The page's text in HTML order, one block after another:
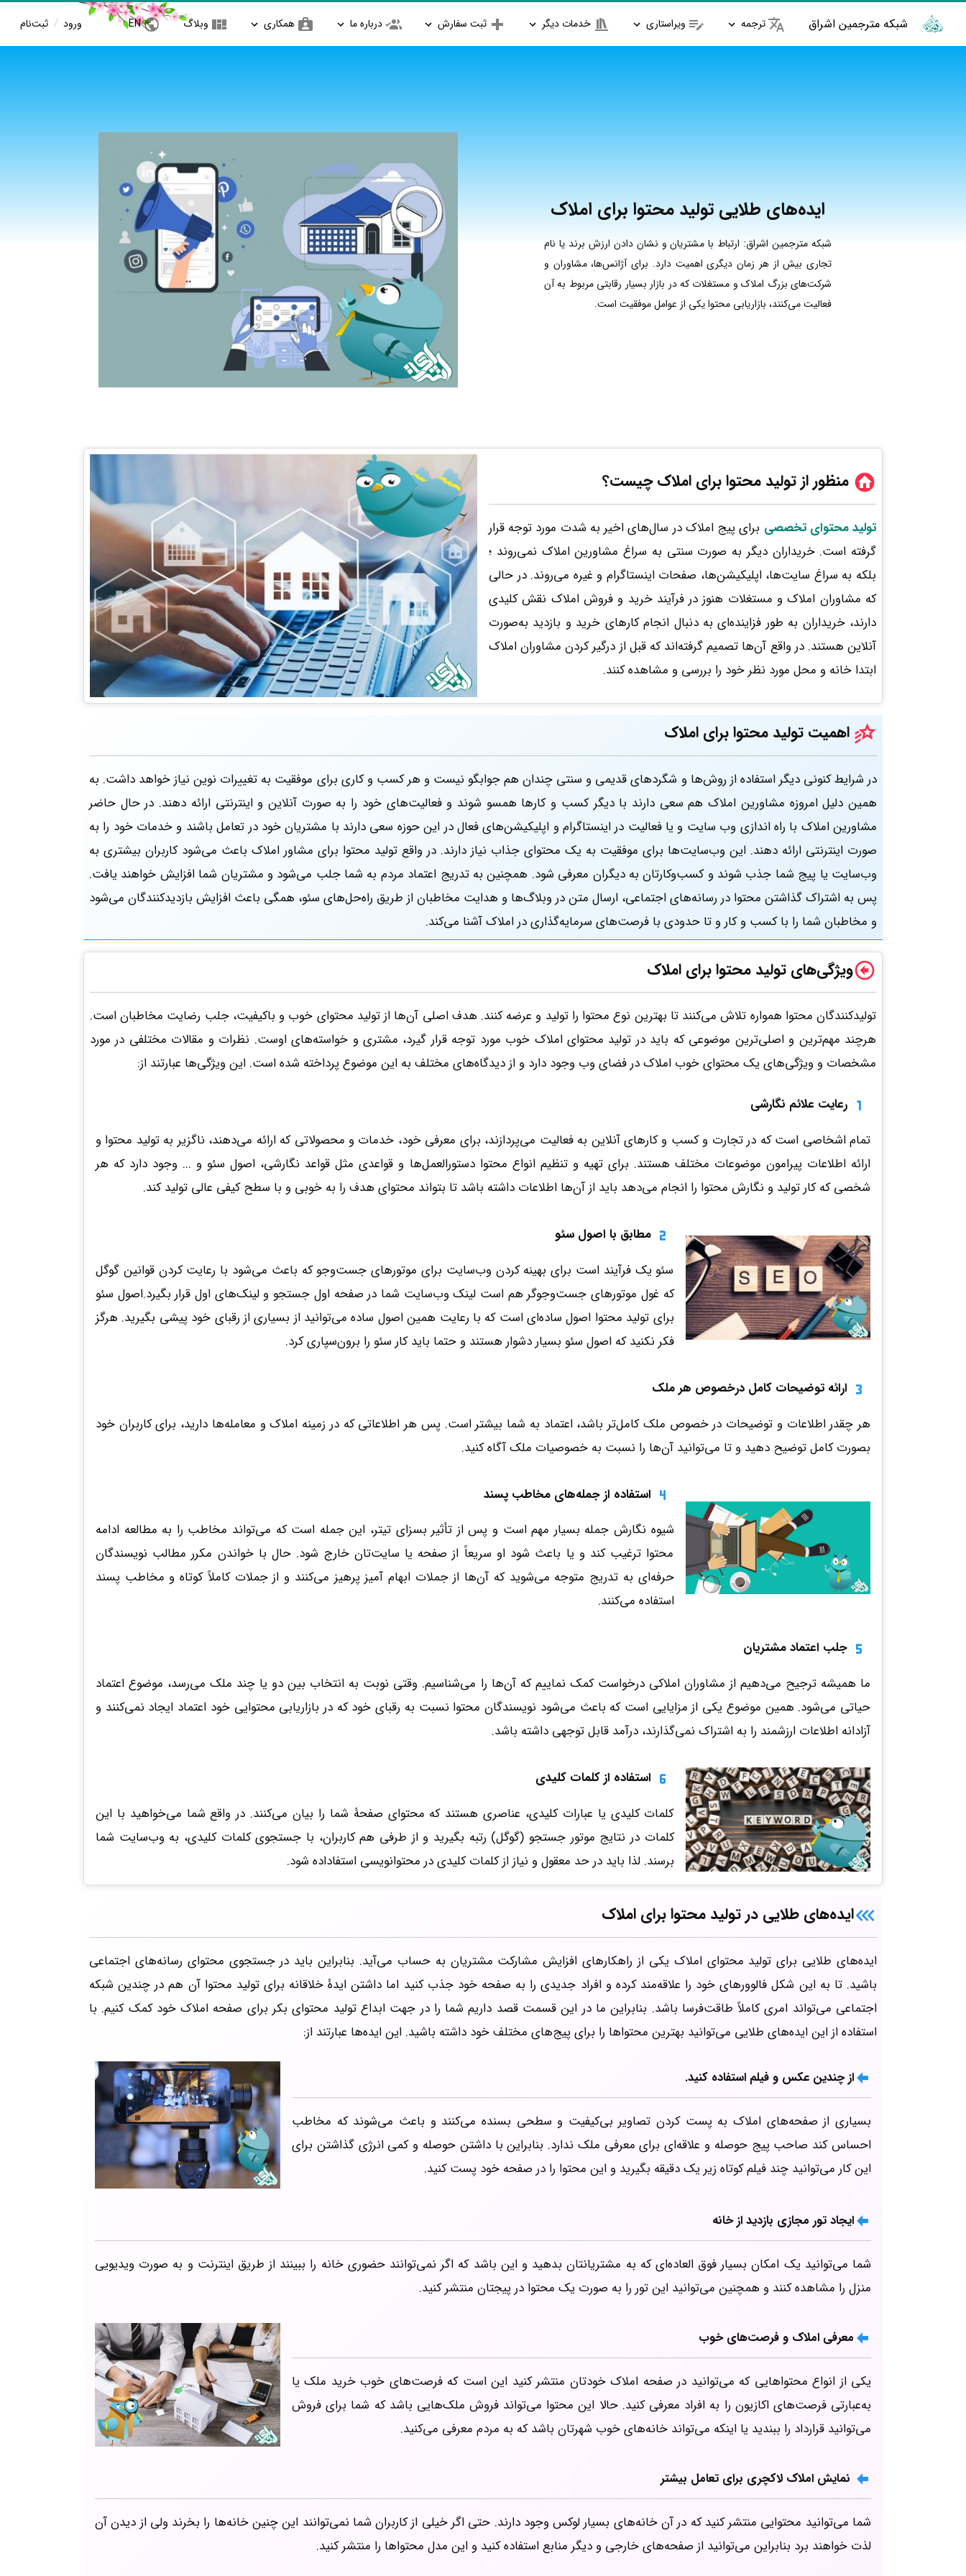
شبکه مترجمین اشراق ترجمه ویراستاری خدمات دیگر ثبت سفارش درباره ما همکاری وبلاگ EN ورود / ثبت‌نام
ایده‌های طلایی تولید محتوا برای املاک
شبکه مترجمین اشراق: ارتباط با مشتریان و نشان دادن ارزش برند یا نام
تجاری بیش از هر زمان دیگری اهمیت دارد. برای آژانس‌ها، مشاوران و
شرکت‌های بزرگ املاک و مستغلات که در بازار بسیار رقابتی مربوط به آن
فعالیت می‌کنند، بازاریابی محتوا یکی از عوامل موفقیت است.
منظور از تولید محتوا برای املاک چیست؟
تولید محتوای تخصصی برای پیج املاک در سال‌های اخیر به‌ شدت مورد توجه قرار
گرفته است. خریداران دیگر به‌ صورت سنتی به سراغ مشاورین املاک نمی‌روند ؛
بلکه به سراغ سایت‌ها، اپلیکیشن‌ها، صفحات اینستاگرام و غیره می‌روند. در حالی
که مشاوران املاک و مستغلات هنوز در فرآیند خرید و فروش املاک نقش کلیدی
دارند، خریداران به طور فزاینده‌ای به دنبال انجام کارهای خرید و بازدید به‌صورت
آنلاین هستند. در واقع آن‌ها تصمیم گرفته‌اند که قبل از درگیر کردن مشاوران املاک
ابتدا خانه و محل مورد نظر خود را بررسی و مشاهده کنند.
اهمیت تولید محتوا برای املاک
در شرایط کنونی دیگر استفاده از روش‌ها و شگردهای قدیمی و سنتی چندان هم جوابگو نیست و هر کسب و کاری برای موفقیت به تغییرات نوین نیاز خواهد داشت. به
همین دلیل امروزه مشاورین املاک هم سعی دارند با دیگر کسب و کارها همسو شوند و فعالیت‌های خود را به صورت آنلاین و اینترنتی ارائه دهند. در حال حاضر
مشاورین املاک با راه اندازی وب سایت و یا فعالیت در اینستاگرام و اپلیکیشن‌های فعال در این حوزه سعی دارند با مشتریان خود در تعامل باشند و خدمات خود را به
صورت اینترنتی ارائه دهند. این وب‌سایت‌ها برای موفقیت به یک محتوای جذاب نیاز دارند. در واقع تولید محتوا برای مشاور املاک باعث می‌شود کاربران بیشتری به
وب‌سایت یا پیج شما جذب شوند و کسب‌وکارتان به دیگران معرفی شود. همچنین به تدریج اعتماد مردم به شما جلب می‌شود و مشتریان شما افزایش خواهند یافت.
پس به اشتراک گذاشتن محتوا در رسانه‌های اجتماعی، ارسال متن در وبلاگ‌ها و هدایت مخاطبان از طریق راه‌حل‌های سئو، همگی باعث افزایش بازدیدکنندگان می‌شود
و مخاطبان شما را با کسب و کار و تا حدودی با فرصت‌های سرمایه‌گذاری در املاک آشنا می‌کند.
ویژگی‌های تولید محتوا برای املاک
تولیدکنندگان محتوا همواره تلاش می‌کنند تا بهترین نوع محتوا را تولید و عرضه کنند. هدف اصلی آن‌ها از تولید محتوای خوب و باکیفیت، جلب رضایت مخاطبان است.
هرچند مهم‌ترین و اصلی‌ترین موضوعی که باید در تولید محتوای املاک خوب مورد توجه قرار گیرد، مشتری‌ و خواسته‌های اوست. نظرات و مقالات مختلفی در مورد
مشخصات و ویژگی‌های یک محتوای خوب املاک در فضای وب وجود دارد و از دیدگاه‌های مختلف به این موضوع پرداخته شده است. این ویژگی‌ها عبارتند از:
رعایت علائم نگارشی
تمام اشخاصی است که در تجارت و کسب و کارهای آنلاین به فعالیت می‌­پردازند، برای معرفی خود، خدمات و محصولاتی که ارائه می­‌دهند، ناگزیر به تولید محتوا و
ارائه اطلاعات پیرامون موضوعات مختلف هستند. برای تهیه و تنظیم انواع محتوا دستورالعمل­‌ها و قواعدی مثل قواعد نگارشی، اصول سئو و ... وجود دارد که هر
شخصی که کار تولید و نگارش محتوا را انجام می‌­دهد باید از آن‌ها اطلاعات داشته باشد تا بتواند محتوای هدف را به خوبی و با سطح کیفی عالی تولید کند.
مطابق با اصول سئو
سئو یک فرآیند است برای بهینه کردن وب‌‌سایت برای موتورهای جست‌‌وجو که باعث می‌‌شود با رعایت کردن قوانین گوگل
که غول موتورهای جست‌‌وجوگر هم است لینک وب‌‌سایت شما در صفحه اول جستجو و لینک‌‌های اول قرار بگیرد.اصول سئو
برای تولید محتوا اصول ساده‌ای است که با رعایت همین اصول ساده می‌توانید از بسیاری از رقبای خود پیشی بگیرید. هرگز
فکر نکنید که اصول سئو بسیار دشوار هستند و حتما باید کار سئو را برون‌سپاری کرد.
ارائه توضیحات کامل درخصوص هر ملک
هر چقدر اطلاعات و توضیحات در خصوص ملک کامل‌تر باشد، اعتماد به شما بیشتر است. پس هر اطلاعاتی که در زمینه املاک و معامله‌ها دارید، برای کاربران خود
بصورت کامل توضیح دهید و تا می‌توانید آن‌ها را نسبت به خصوصیات ملک آگاه کنید.
استفاده از جمله‌های مخاطب پسند
شیوه نگارش جمله بسیار مهم است و پس از تأثیر بسزای تیتر، این جمله است که می‎‌تواند مخاطب را به مطالعه ادامه
محتوا ترغیب کند و یا باعث شود او سریعاً از صفحه یا سایت‌تان خارج شود. حال با خواندن مکرر مطالب نویسندگان
حرفه‌ای به تدریج متوجه می‎‌شوید که آن‌ها از جملات ابهام آمیز پرهیز می‌کنند و از جملات کاملاً کوتاه و مخاطب پسند
استفاده می‎‌کنند.
جلب اعتماد مشتریان
ما همیشه ترجیح می‌دهیم از مشاوران املاکی درخواست کمک نماییم که آن‌ها را می‌شناسیم. وقتی نوبت به انتخاب بین دو یا چند ملک می‌رسد، موضوع اعتماد
حیاتی می‌شود. همین موضوع یکی از مزایایی است که باعث می‌شود نویسندگان محتوا نسبت به رقبای خود که در بازاریابی محتوایی خود اعتماد ایجاد نمی‌کنند و
آزادانه اطلاعات ارزشمند را به اشتراک نمی‌گذارند، درآمد قابل توجهی داشته باشد.
استفاده از کلمات کلیدی
کلمات کلیدی یا عبارات کلیدی، عناصری هستند که محتوای صفحۀ شما را بیان می‌کنند. در واقع شما می‌خواهید با این
کلمات در نتایج موتور جستجو (گوگل) رتبه بگیرید و از طرفی هم کاربران، با جستجوی کلمات کلیدی، به وب‌سایت شما
برسند. لذا باید در حد معقول و نیاز از کلمات کلیدی در محتوانویسی استفاداده شود.
ایده‌های طلایی در تولید محتوا برای املاک
ایده‌های طلایی برای تولید محتوای املاک یکی از راهکارهای افزایش مشارکت مشتریان به حساب می‌آید. بنابراین باید در جستجوی محتوای رسانه‌های اجتماعی
باشید. تا به این شکل فالوورهای خود را علاقه‌مند کرده و افراد جدیدی را به صفحه خود جذب کنید اما داشتن ایدۀ خلاقانه برای تولید محتوا آن هم در چندین شبکه
اجتماعی می‌تواند امری کاملاً طاقت‌فرسا باشد. بنابراین ما در این قسمت قصد داریم شما را در جهت ابداع تولید محتوای بکر برای صفحه املاک خود کمک کنیم. با
استفاده از این ایده‌های طلایی می‌توانید بهترین محتواها را برای پیج‌های مختلف خود داشته باشید. این ایده‌ها عبارتند از:
از چندین عکس و فیلم استفاده کنید.
بسیاری از صفحه‌های املاک به پست کردن تصاویر بی‌کیفیت و سطحی بسنده می‌کنند و باعث می‌شوند که مخاطب
احساس کند صاحب پیج حوصله و علاقه‌ای برای معرفی ملک ندارد. بنابراین با داشتن حوصله و کمی انرژی گذاشتن برای
این کار می‌توانید چند فیلم کوتاه زیر یک دقیقه بگیرید و این محتوا را در صفحه خود پست کنید.
ایجاد تور مجازی بازدید از خانه
شما می‌توانید یک امکان بسیار فوق العاده‌ای که به مشتریانتان بدهید و این باشد که اگر نمی‌توانند حضوری خانه را ببینند از طریق اینترنت و به صورت ویدیویی
منزل را مشاهده کنند و همچنین می‌توانید این تور را به صورت یک محتوا در پیجتان منتشر کنید.
معرفی املاک و فرصت‌های خوب
یکی از انواع محتواهایی که می‌توانید در صفحه املاک خودتان منتشر کنید این است که فرصت‌های خوب خرید ملک یا
به‌عبارتی فرصت‌های اکازیون را به افراد معرفی کنید. حالا این محتوا می‌تواند فروش ملک‌هایی باشد که شما برای فروش
می‌توانید قرارداد را ببندید یا اینکه می‌تواند خانه‌های خوب شهرتان باشد که به مردم معرفی می‌کنید.
نمایش املاک لاکچری برای تعامل بیشتر
شما می‌توانید محتوایی منتشر کنید که در آن خانه‌های بسیار لوکس وجود دارند. حتی اگر خیلی از کاربران شما نمی‌توانند این چنین خانه‌ها را بخرند ولی از دیدن آن
لذت خواهند برد بنابراین می‌توانید از صفحه‌های خارجی و دیگر منابع استفاده کنید و این مدل محتواها را منتشر کنید.